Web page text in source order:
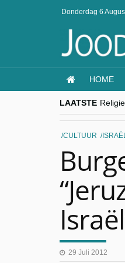
Donderdag 6
HOME
LAATSTE
CULTUUR ISRAËL
29 Juli 2012